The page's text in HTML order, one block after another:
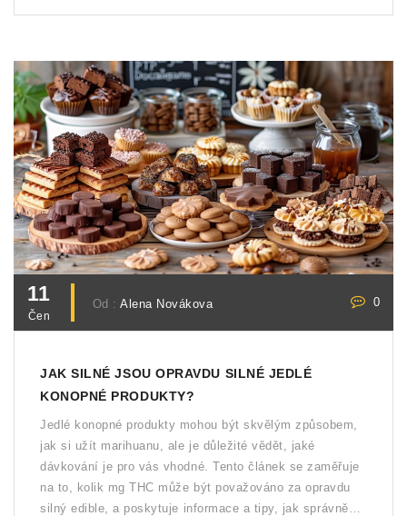
11
Čen
Od :Alena Novákova 0
JAK SILNÉ JSOU OPRAVDU SILNÉ JEDLÉ
KONOPNÉ PRODUKTY?
Jedlé konopné produkty mohou být skvělým způsobem,
jak si užít marihuanu, ale je důležité vědět, jaké
dávkování je pro vás vhodné. Tento článek se zaměřuje
na to, kolik mg THC může být považováno za opravdu
silný edible, a poskytuje informace a tipy, jak správně